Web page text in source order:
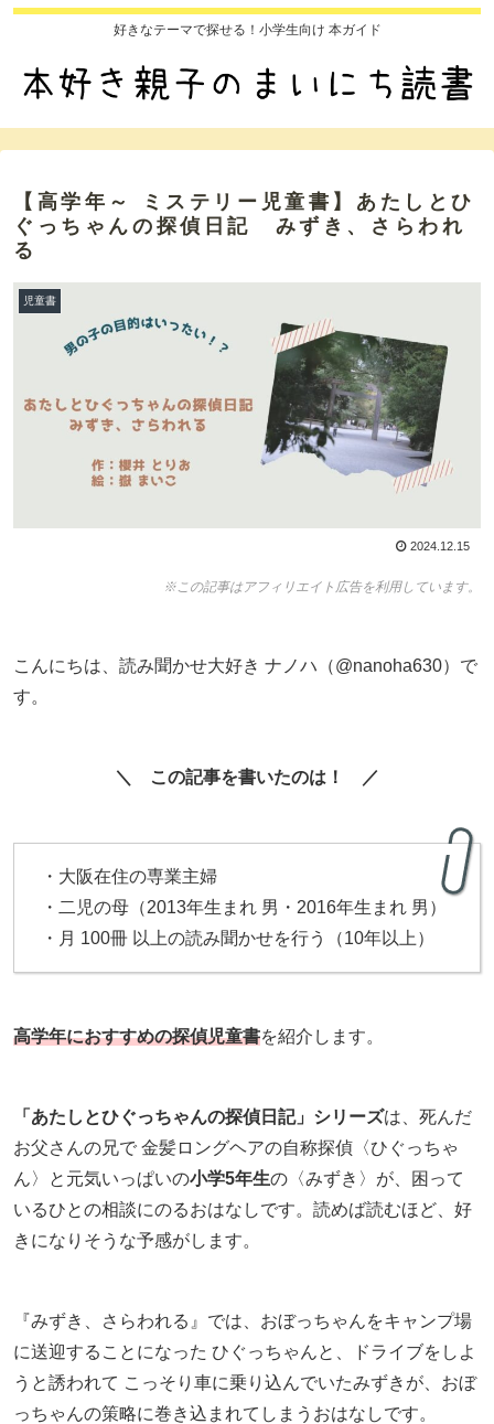
好きなテーマで探せる！小学生向け 本ガイド
【高学年～ ミステリー児童書】あたしとひ
ぐっちゃんの探偵日記 みずき、さらわれ
る
児童書
2024.12.15
※この記事はアフィリエイト広告を利用しています。
こんにちは、読み聞かせ大好き ナノハ（@nanoha630）で
す。
＼ この記事を書いたのは！ ／
・大阪在住の専業主婦
・二児の母（2013年生まれ 男・2016年生まれ 男）
・月 100冊 以上の読み聞かせを行う（10年以上）
高学年におすすめの探偵児童書を紹介します。
「あたしとひぐっちゃんの探偵日記」シリーズは、死んだ
お父さんの兄で 金髪ロングヘアの自称探偵〈ひぐっちゃ
ん〉と元気いっぱいの小学5年生の〈みずき〉が、困って
いるひとの相談にのるおはなしです。読めば読むほど、好
きになりそうな予感がします。
『みずき、さらわれる』では、おぼっちゃんをキャンプ場
に送迎することになった ひぐっちゃんと、ドライブをしよ
うと誘われて こっそり車に乗り込んでいたみずきが、おぼ
っちゃんの策略に巻き込まれてしまうおはなしです。